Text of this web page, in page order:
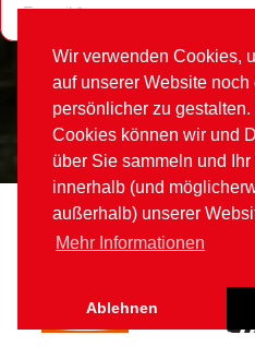
Wir verwenden Cookies,
auf unserer Website noch
persönlicher zu gestalten.
Cookies können wir und
über Sie sammeln und
innerhalb (und
außerhalb) unserer
Mehr Informationen
Ablehnen